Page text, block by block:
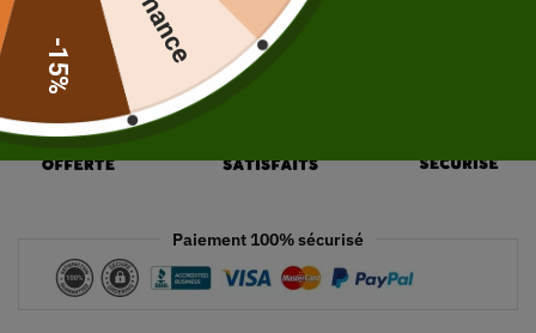
Paiement 100% sécurisé
-15%